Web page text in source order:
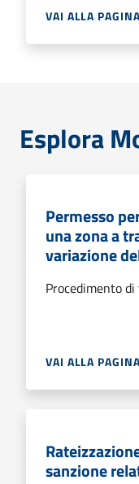
VAI ALLA PAGINA
Esplora
Permesso
una zona a
variazione
Procedimento
VAI ALLA PAGINA
sanzione